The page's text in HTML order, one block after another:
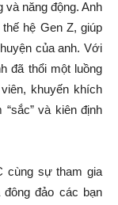
và năng động. Anh
hệ Gen Z, giúp
của anh. Với
đã thổi một luồng
khuyến khích
và kiên định
cùng sự tham gia
đảo các bạn